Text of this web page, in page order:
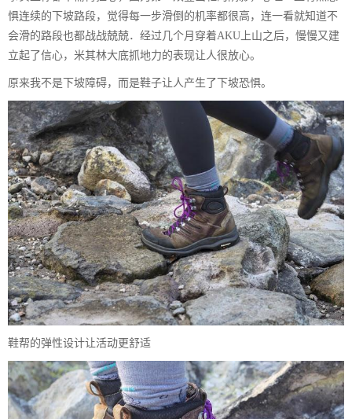
惧连续的下坡路段，觉得每一步滑倒的机率都很高，连一看就知道不
会滑的路段也都战战兢兢．经过几个月穿着AKU上山之后，慢慢又建
立起了信心，米其林大底抓地力的表现让人很放心。
原来我不是下坡障碍，而是鞋子让人产生了下坡恐惧。
鞋帮的弹性设计让活动更舒适